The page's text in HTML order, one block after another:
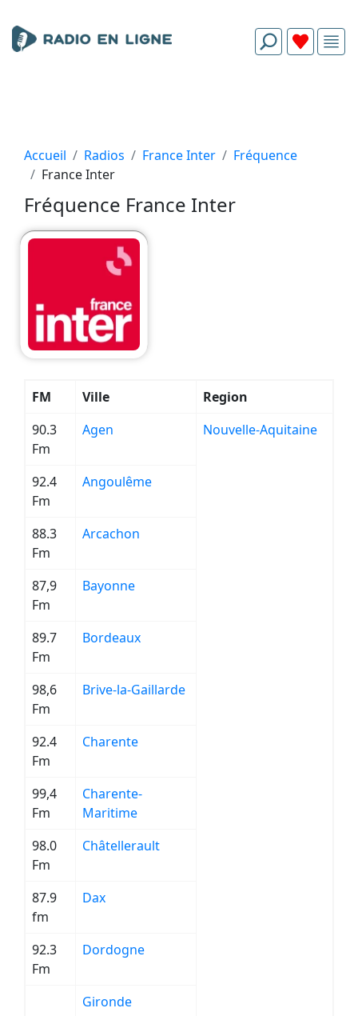
Accueil Radios France Inter
Fréquence
France Inter
Fréquence France Inter
FM Ville
Region
90.3
Fm
Agen Nouvelle-Aquitaine
92.4
Fm
Angoulême
88.3
Fm
Arcachon
87,9
Fm
Bayonne
89.7
Fm
Bordeaux
98,6
Fm
Brive-la-Gaillarde
92.4
Fm
Charente
99,4
Fm
Charente-
Maritime
98.0
Fm
Châtellerault
87.9
fm
Dax
92.3
Fm
Dordogne
Gironde